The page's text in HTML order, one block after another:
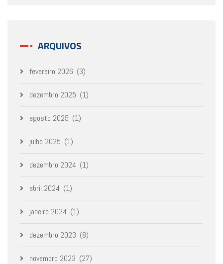
ARQUIVOS
fevereiro 2026 (3)
dezembro 2025 (1)
agosto 2025 (1)
julho 2025 (1)
dezembro 2024 (1)
abril 2024 (1)
janeiro 2024 (1)
dezembro 2023 (8)
novembro 2023 (27)